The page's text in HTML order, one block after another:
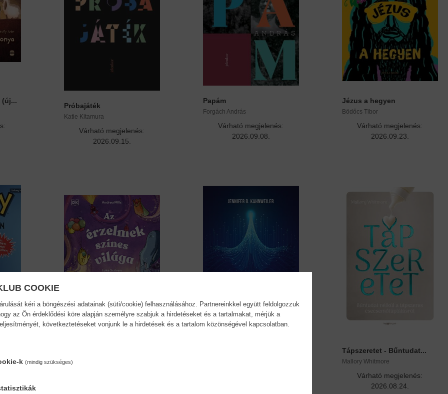
(új...
Próbajáték
Katie Kitamura
Várható megjelenés:
2026.09.15.
Papám
Forgách András
Várható megjelenés:
2026.09.08.
Jézus a hegyen
Bödőcs Tibor
Várható megjelenés:
2026.09.23.
Andrea Mills
Tápszeretet - Bűntudat...
Mallory Whitmore
Várható megjelenés:
2026.08.24.
COOKIE
kéri a böngészési adatainak (süti/cookie) felhasználásához. Partnereinkkel együtt feldolgozzuk
az Ön érdeklődési köre alapján személyre szabjuk a hirdetéseket és a tartalmakat, mérjük a
következtetéseket vonjunk le a hirdetések és a tartalom közönségével kapcsolatban.
k (mindig szükséges)